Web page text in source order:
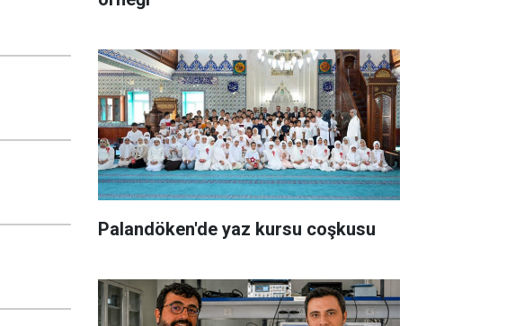
Palandöken'de yaz kursu coşkusu